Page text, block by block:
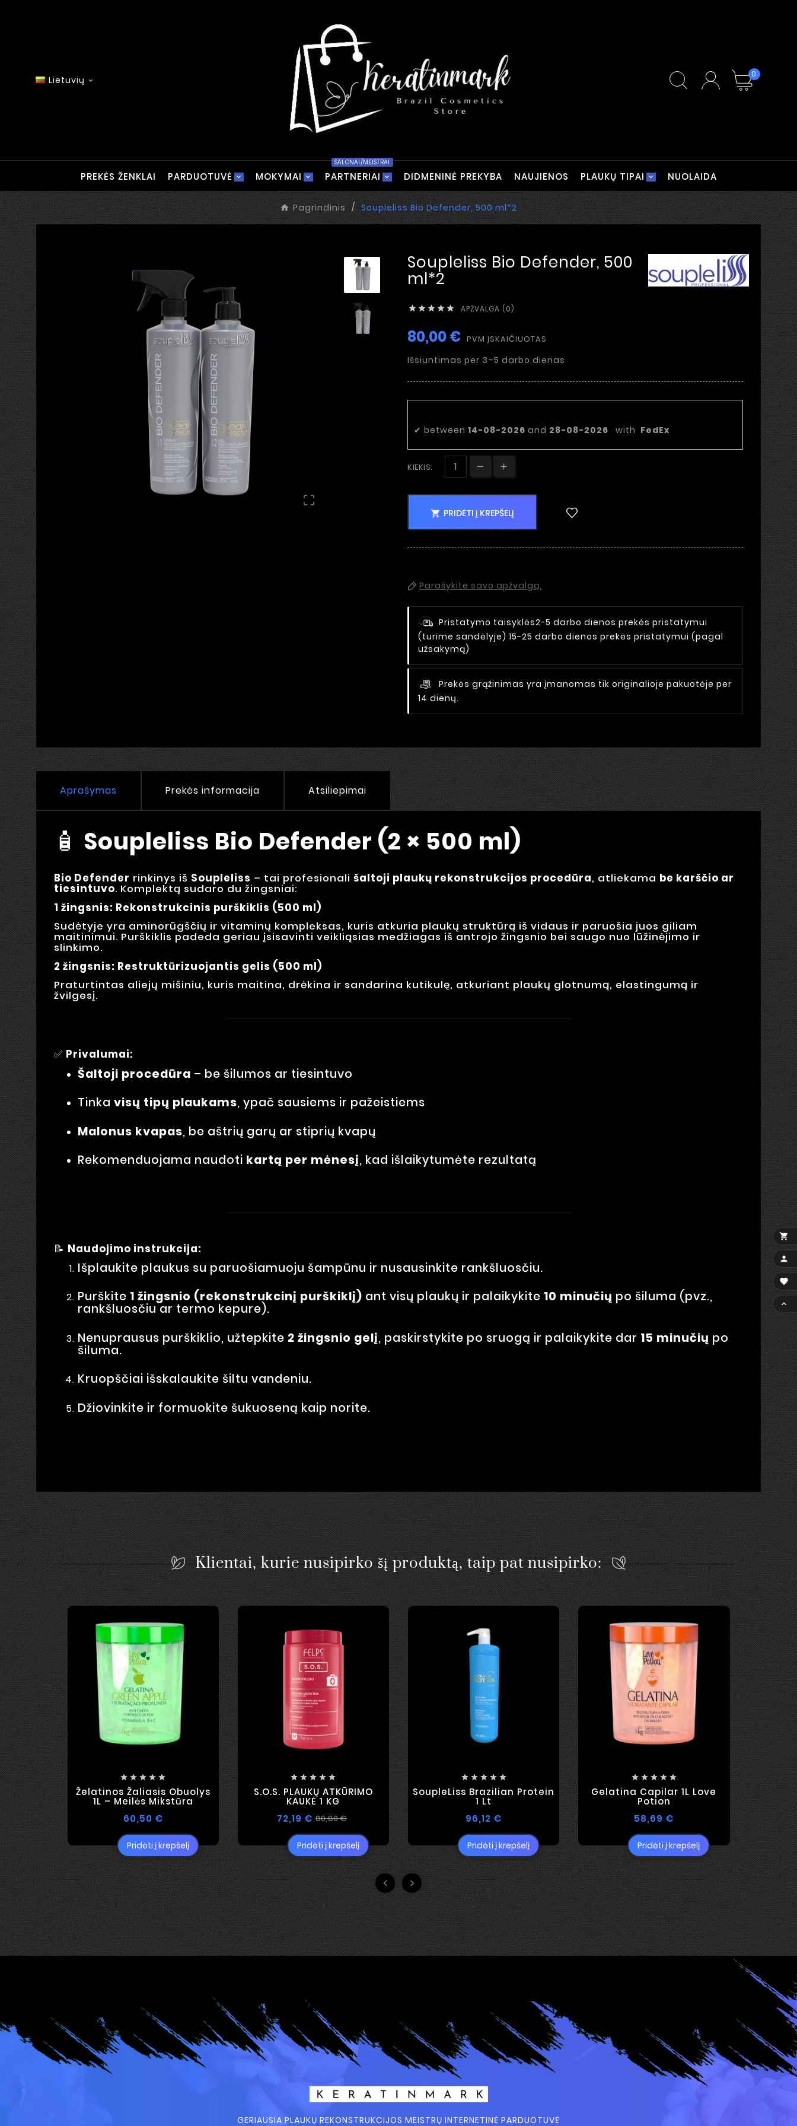
Lietuvių 
0
PREKĖS ŽENKLAI PARDUOTUVĖ MOKYMAI PARTNERIAI
SALONAI/MEISTRAI
DIDMENINĖ PREKYBA NAUJIENOS PLAUKŲ TIPAI NUOLAIDA
Pagrindinis Soupleliss Bio Defender, 500 ml*2

Soupleliss Bio Defender, 500
ml*2
     APŽVALGA (0)
80,00 € PVM ĮSKAIČIUOTAS
Išsiuntimas per 3–5 darbo dienas
✔ between 14-08-2026 and 28-08-2026 with FedEx
KIEKIS:
 PRIDĖTI Į KREPŠELĮ
Parašykite savo apžvalgą.
Pristatymo taisyklės2-5 darbo dienos prekės pristatymui
(turime sandėlyje) 15-25 darbo dienos prekės pristatymui (pagal
užsakymą)
Prekės grąžinimas yra įmanomas tik originalioje pakuotėje per
14 dienų.
Aprašymas Prekės informacija Atsiliepimai
🧴 Soupleliss Bio Defender (2 × 500 ml)
Bio Defender rinkinys iš Soupleliss – tai profesionali šaltoji plaukų rekonstrukcijos procedūra, atliekama be karščio ar
tiesintuvo. Komplektą sudaro du žingsniai:
1 žingsnis: Rekonstrukcinis purškiklis (500 ml)
Sudėtyje yra aminorūgščių ir vitaminų kompleksas, kuris atkuria plaukų struktūrą iš vidaus ir paruošia juos giliam
maitinimui. Purškiklis padeda geriau įsisavinti veikliąsias medžiagas iš antrojo žingsnio bei saugo nuo lūžinėjimo ir
slinkimo.
2 žingsnis: Restruktūrizuojantis gelis (500 ml)
Praturtintas aliejų mišiniu, kuris maitina, drėkina ir sandarina kutikulę, atkuriant plaukų glotnumą, elastingumą ir
žvilgesį.
✅ Privalumai:
Šaltoji procedūra – be šilumos ar tiesintuvo
Tinka visų tipų plaukams, ypač sausiems ir pažeistiems
Malonus kvapas, be aštrių garų ar stiprių kvapų
Rekomenduojama naudoti kartą per mėnesį, kad išlaikytumėte rezultatą
📝 Naudojimo instrukcija:
Išplaukite plaukus su paruošiamuoju šampūnu ir nusausinkite rankšluosčiu.
Purškite 1 žingsnio (rekonstrukcinį purškiklį) ant visų plaukų ir palaikykite 10 minučių po šiluma (pvz.,
rankšluosčiu ar termo kepure).
Nenuprausus purškiklio, užtepkite 2 žingsnio gelį, paskirstykite po sruogą ir palaikykite dar 15 minučių po
šiluma.
Kruopščiai išskalaukite šiltu vandeniu.
Džiovinkite ir formuokite šukuoseną kaip norite.
Klientai, kurie nusipirko šį produktą, taip pat nusipirko:
    
Želatinos Žaliasis Obuolys
1L – Meilės Mikstūra
60,50 €
Pridėti į krepšelį
    
S.O.S. PLAUKŲ ATKŪRIMO
KAUKĖ 1 KG
72,19 € 80,89 €
Pridėti į krepšelį
    
SoupleLiss Brazilian Protein
1 Lt
96,12 €
Pridėti į krepšelį
    
Gelatina Capilar 1L Love
Potion
58,69 €
Pridėti į krepšelį
 
GERIAUSIA PLAUKŲ REKONSTRUKCIJOS MEISTRŲ INTERNETINĖ PARDUOTUVĖ



